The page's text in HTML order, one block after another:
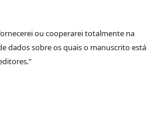
ou cooperarei totalmente na
dados sobre os quais o manuscrito está